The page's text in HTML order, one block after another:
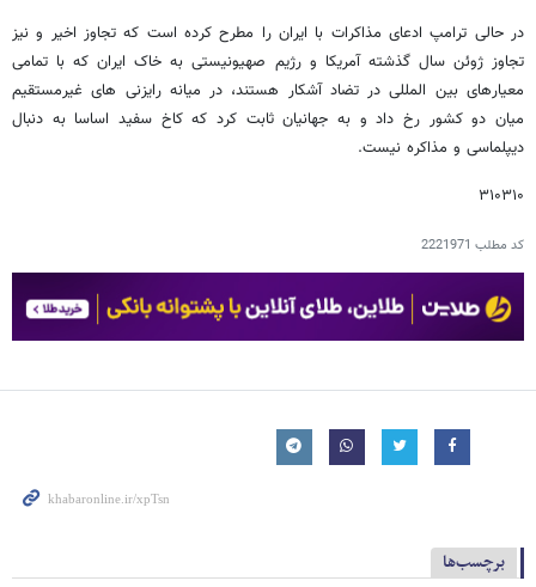
در حالی ترامپ ادعای مذاکرات با ایران را مطرح کرده است که تجاوز اخیر و نیز
تجاوز ژوئن سال گذشته آمریکا و رژیم صهیونیستی به خاک ایران که با تمامی
معیارهای بین المللی در تضاد آشکار هستند، در میانه رایزنی های غیرمستقیم
میان دو کشور رخ داد و به جهانیان ثابت کرد که کاخ سفید اساسا به دنبال
دیپلماسی و مذاکره نیست.
۳۱۰۳۱۰
کد مطلب 2221971
برچسب‌ها